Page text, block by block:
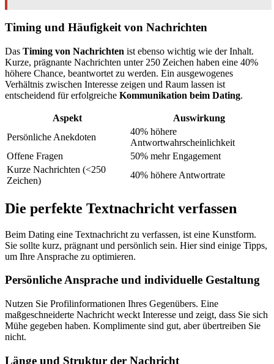
Timing und Häufigkeit von Nachrichten
Das Timing von Nachrichten ist ebenso wichtig wie der Inhalt.
Kurze, prägnante Nachrichten unter 250 Zeichen haben eine 40%
höhere Chance, beantwortet zu werden. Ein ausgewogenes
Verhältnis zwischen Interesse zeigen und Raum lassen ist
entscheidend für erfolgreiche Kommunikation beim Dating.
Aspekt
Auswirkung
Persönliche Anekdoten
40% höhere
Antwortwahrscheinlichkeit
Offene Fragen
50% mehr Engagement
Kurze Nachrichten (<250
Zeichen)
40% höhere Antwortrate
Die perfekte Textnachricht verfassen
Beim Dating eine Textnachricht zu verfassen, ist eine Kunstform.
Sie sollte kurz, prägnant und persönlich sein. Hier sind einige Tipps,
um Ihre Ansprache zu optimieren.
Persönliche Ansprache und individuelle Gestaltung
Nutzen Sie Profilinformationen Ihres Gegenübers. Eine
maßgeschneiderte Nachricht weckt Interesse und zeigt, dass Sie sich
Mühe gegeben haben. Komplimente sind gut, aber übertreiben Sie
nicht.
Länge und Struktur der Nachricht